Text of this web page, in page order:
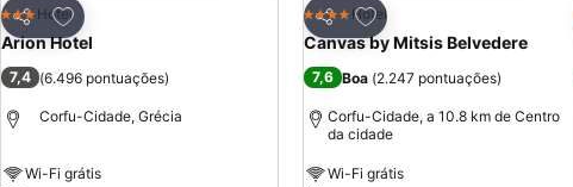
Partilhar
Adicionar aos favoritos
3 Estrelas
Hotel
Arion Hotel
7,4 (6.496 pontuações)
Corfu-Cidade, Grécia
Wi-Fi grátis
Partilhar
Adicionar aos favoritos
4 EstrelasHotel
Canvas by Mitsis Belvedere
7,6 Boa (2.247 pontuações)
Corfu-Cidade, a 10.8 km de Centro
da cidade
Wi-Fi grátis